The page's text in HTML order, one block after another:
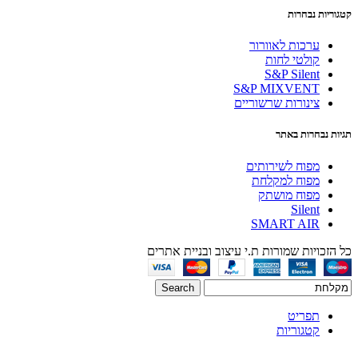
קטגוריות נבחרות
ערכות לאוורור
קולטי לחות
S&P Silent
S&P MIXVENT
צינורות שרשוריים
תגיות נבחרות באתר
מפוח לשירותים
מפוח למקלחת
מפוח מושתק
Silent
SMART AIR
כל הזכויות שמורות ת.י עיצוב ובניית אתרים
Search
תפריט
קטגוריות